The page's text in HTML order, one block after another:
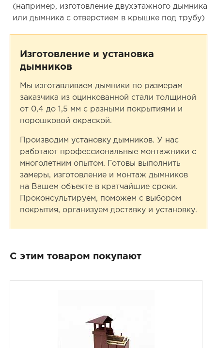
(например, изготовление двухэтажного дымника
или дымника с отверстием в крышке под трубу)
Изготовление и установка
дымников
Мы изготавливаем дымники по размерам
заказчика из оцинкованной стали толщиной
от 0,4 до 1,5 мм с разными покрытиями и
порошковой окраской.
Производим установку дымников. У нас
работают профессиональные монтажники с
многолетним опытом. Готовы выполнить
замеры, изготовление и монтаж дымников
на Вашем объекте в кратчайшие сроки.
Проконсультируем, поможем с выбором
покрытия, организуем доставку и установку.
С этим товаром покупают